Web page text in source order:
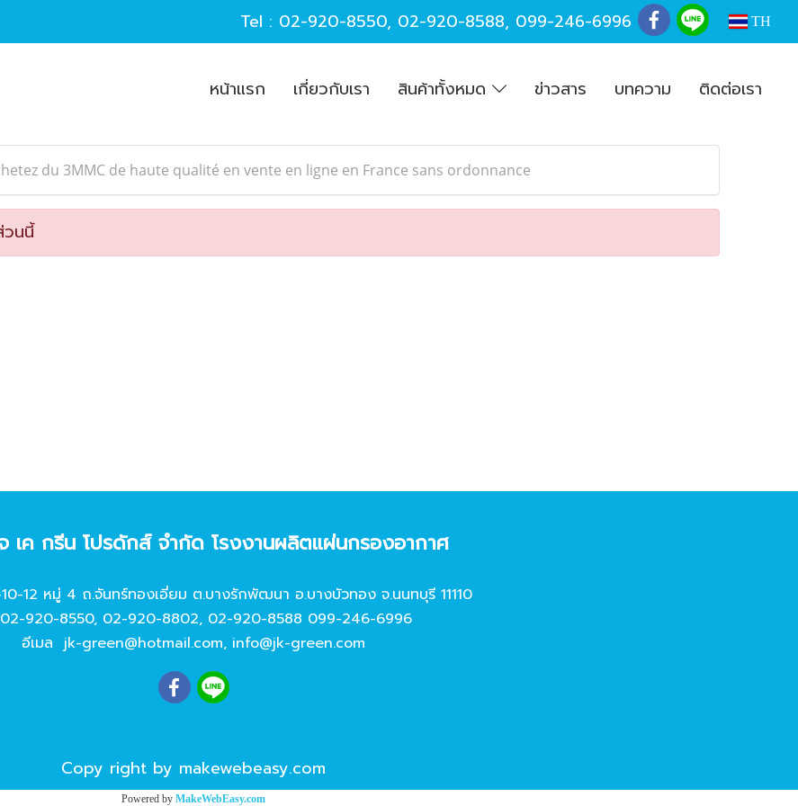
Tel : 02-920-8550, 02-920-8588, 099-246-6996 TH
หน้าแรก เกี่ยวกับเรา สินค้าทั้งหมด ข่าวสาร บทความ ติดต่อเรา
du 3MMC de haute qualité en vente en ligne en France sans ordonnance
วนนี้
เค กรีน โปรดักส์ จํากัด โรงงานผลิตแผ่นกรองอากาศ
12 หมู่ 4 ถ.จันทร์ทองเอี่ยม ต.บางรักพัฒนา อ.บางบัวทอง จ.นนทบุรี 11110
02-920-8550, 02-920-8802, 02-920-8588 099-246-6996
อีเมล jk-green@hotmail.com, info@jk-green.com
Copy right by makewebeasy.com
Powered by MakeWebEasy.com